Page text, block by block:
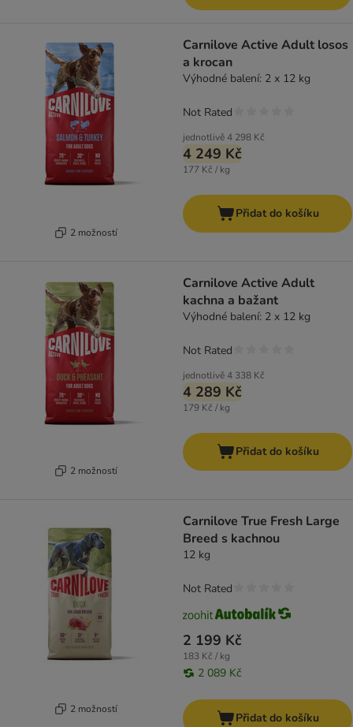
2 možností
Carnilove Active Adult losos
a krocan
Výhodné balení: 2 x 12 kg
jednotlivě4 298 Kč
4 249 Kč
177 Kč / kg
Not Rated
Přidat do košíku
2 možností
Carnilove Active Adult
kachna a bažant
Výhodné balení: 2 x 12 kg
jednotlivě4 338 Kč
4 289 Kč
179 Kč / kg
Not Rated
Přidat do košíku
2 možností
Carnilove True Fresh Large
Breed s kachnou
12 kg
2 199 Kč
183 Kč / kg
2 089 Kč
Not Rated
Přidat do košíku